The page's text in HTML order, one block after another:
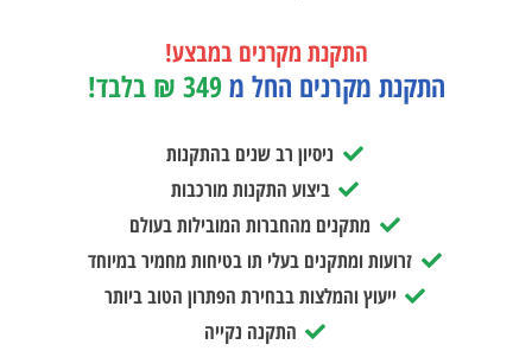
התקנת מקרנים במבצע!
התקנת מקרנים החל מ349 ₪ בלבד!
ניסיון רב שנים בהתקנות
ביצוע התקנות מורכבות
מתקנים מהחברות המובילות בעולם
זרועות ומתקנים בעלי תו בטיחות מחמיר במיוחד
ייעוץ והמלצות בבחירת הפתרון הטוב ביותר
התקנה נקייה